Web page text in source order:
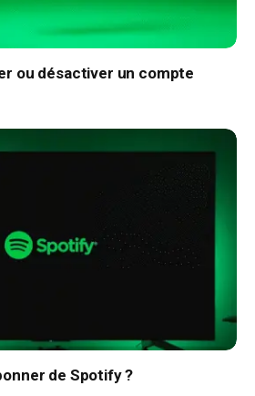
ou désactiver un compte
de Spotify ?